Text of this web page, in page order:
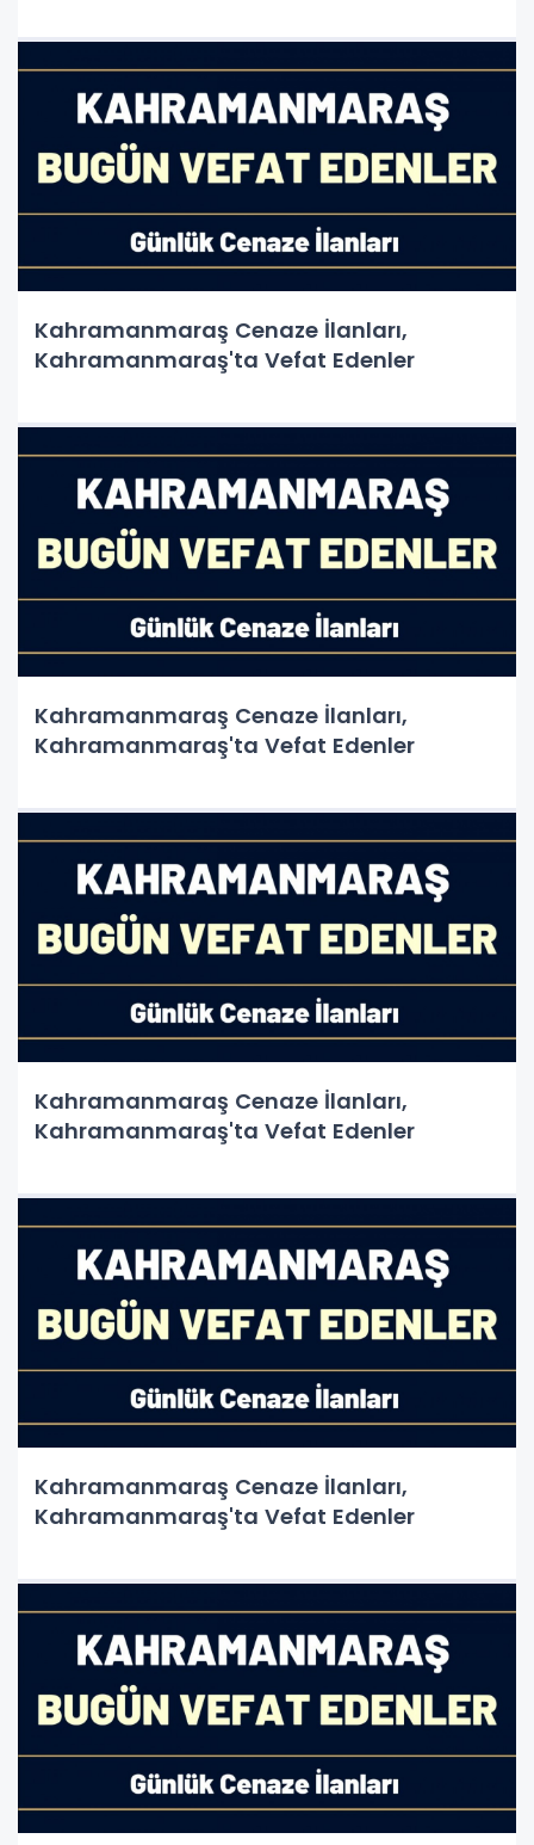
Kahramanmaraş Cenaze İlanları,
Kahramanmaraş'ta Vefat Edenler
Kahramanmaraş Cenaze İlanları,
Kahramanmaraş'ta Vefat Edenler
Kahramanmaraş Cenaze İlanları,
Kahramanmaraş'ta Vefat Edenler
Kahramanmaraş Cenaze İlanları,
Kahramanmaraş'ta Vefat Edenler